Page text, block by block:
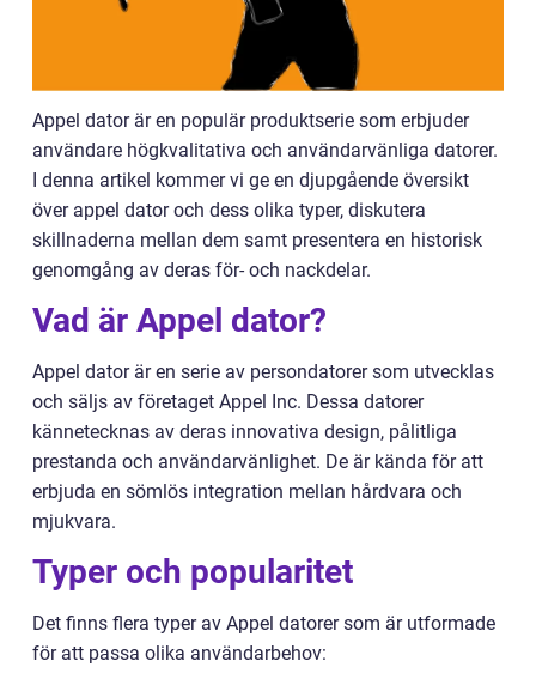
Appel dator är en populär produktserie som erbjuder
användare högkvalitativa och användarvänliga datorer.
I denna artikel kommer vi ge en djupgående översikt
över appel dator och dess olika typer, diskutera
skillnaderna mellan dem samt presentera en historisk
genomgång av deras för- och nackdelar.
Vad är Appel dator?
Appel dator är en serie av persondatorer som utvecklas
och säljs av företaget Appel Inc. Dessa datorer
kännetecknas av deras innovativa design, pålitliga
prestanda och användarvänlighet. De är kända för att
erbjuda en sömlös integration mellan hårdvara och
mjukvara.
Typer och popularitet
Det finns flera typer av Appel datorer som är utformade
för att passa olika användarbehov: